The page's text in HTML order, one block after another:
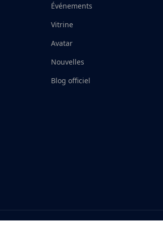
Événements
Vitrine
Avatar
Nouvelles
Blog officiel